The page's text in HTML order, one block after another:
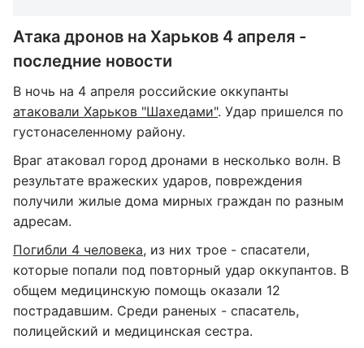
Атака дронов на Харьков 4 апреля -
последние новости
В ночь на 4 апреля российские оккупанты
атаковали Харьков "Шахедами". Удар пришелся по
густонаселенному району.
Враг атаковал город дронами в несколько волн. В
результате вражеских ударов, повреждения
получили жилые дома мирных граждан по разным
адресам.
Погибли 4 человека, из них трое - спасатели,
которые попали под повторный удар оккупантов. В
общем медицинскую помощь оказали 12
пострадавшим. Среди раненых - спасатель,
полицейский и медицинская сестра.